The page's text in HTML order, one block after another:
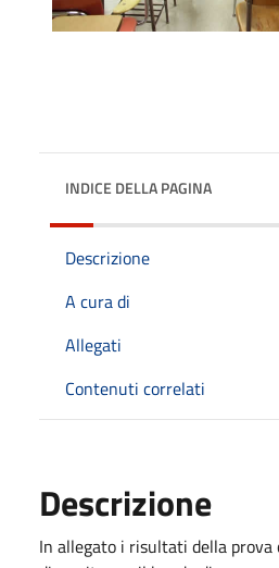
INDICE DELLA PAGINA
Descrizione
A cura di
Allegati
Contenuti correlati
Descrizione
In allegato i risultati della